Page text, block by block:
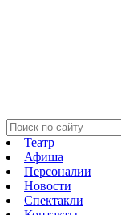
Театр
Афиша
Персоналии
Новости
Спектакли